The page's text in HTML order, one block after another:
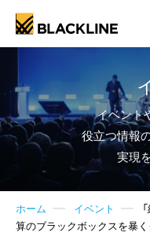
イベント
役立つ情報
実現
ホーム イベント
算のブラックボックスを暴